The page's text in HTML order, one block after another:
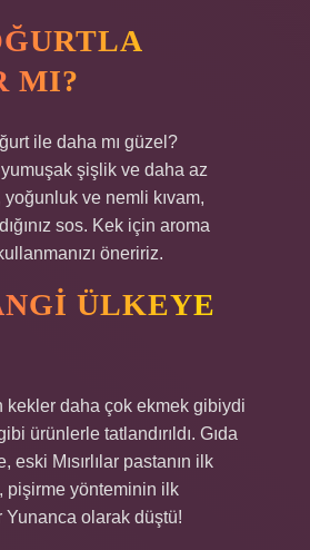
MI?
ile daha mı güzel?
yumuşak şişlik ve daha az
ve nemli kıvam,
sos. Kek için aroma
öneririz.
ÜLKEYE
kekler daha çok ekmek gibiydi
ürünlerle tatlandırıldı. Gıda
eski Mısırlılar pastanın ilk
pişirme yönteminin ilk
Yunanca olarak düştü!